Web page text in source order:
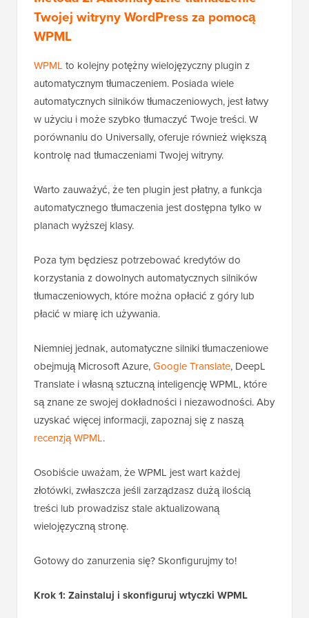
Twojej witryny WordPress za pomocą
WPML
WPML to kolejny potężny wielojęzyczny plugin z
automatycznym tłumaczeniem. Posiada wiele
automatycznych silników tłumaczeniowych, jest łatwy
w użyciu i może szybko tłumaczyć Twoje treści. W
porównaniu do Universally, oferuje również większą
kontrolę nad tłumaczeniami Twojej witryny.
Warto zauważyć, że ten plugin jest płatny, a funkcja
automatycznego tłumaczenia jest dostępna tylko w
planach wyższej klasy.
Poza tym będziesz potrzebować kredytów do
korzystania z dowolnych automatycznych silników
tłumaczeniowych, które można opłacić z góry lub
płacić w miarę ich używania.
Niemniej jednak, automatyczne silniki tłumaczeniowe
obejmują Microsoft Azure,Google Translate, DeepL
Translate i własną sztuczną inteligencję WPML, które
są znane ze swojej dokładności i niezawodności. Aby
uzyskać więcej informacji, zapoznaj się z naszą
recenzją WPML.
Osobiście uważam, że WPML jest wart każdej
złotówki, zwłaszcza jeśli zarządzasz dużą ilością
treści lub prowadzisz stale aktualizowaną
wielojęzyczną stronę.
Gotowy do zanurzenia się? Skonfigurujmy to!
Krok 1: Zainstaluj i skonfiguruj wtyczki WPML